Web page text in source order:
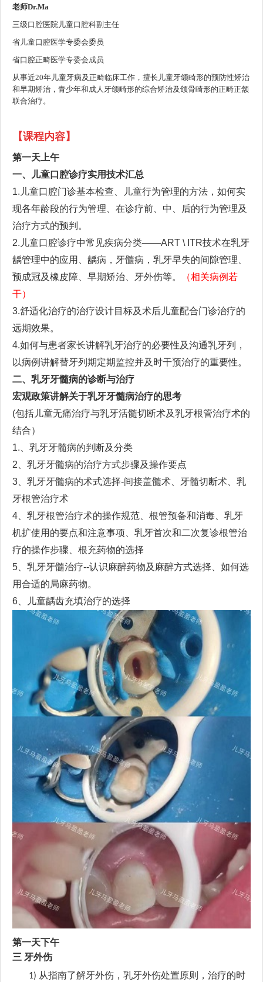
老师Dr.Ma
三级口腔医院儿童口腔科副主任
省儿童口腔医学专委会委员
省口腔正畸医学专委会成员
从事近20年儿童牙病及正畸临床工作，擅长儿童牙颌畸形的预防性矫治
和早期矫治，青少年和成人牙颌畸形的综合矫治及颌骨畸形的正畸正颔
联合治疗。
【课程内容】
第一天上午
一、儿童口腔诊疗实用技术汇总
1.儿童口腔门诊基本检查 、儿童行为管理的方法，如何实
现各年龄段的行为管理、在诊疗前、中、后的行为管理及
治疗方式的预判 。
2.儿童口腔诊疗中常见疾病分类——ART \ ITR技术在乳牙
龋管理中的应用
龋病，牙髓病，乳牙早失的间隙管理、
预成冠及橡皮障、早期矫治、牙外伤等。
（相关病例若
干）
3.舒适化治疗的治疗设计目标及术后儿童配合门诊治疗的
远期效果。
4.如何与患者家长讲解乳牙治疗的必要性及沟通乳牙列
，
以病例讲解替牙列期定期监控并及时干预治疗的重要性。
二、 乳牙牙髓病的诊断与治疗
宏观政策讲解关于乳牙牙髓病治疗的思考
(包括儿童无痛治疗与乳牙活髓切断术及乳牙根管治疗术的
结合）
1. 、乳牙牙髓病的判断及分类
2 、乳牙牙髓病的治疗方式步骤及操作要点
3 、乳牙牙髓病的术式选择-间接盖髓术、牙髓切断术、乳
牙根管治疗术
4 、乳牙根管治疗术的操作规范 、根管预备和消毒、乳牙
机扩使用的要点和注意事项、乳牙首次和二次复诊根管治
疗的操作步骤、根充药物的选择
5 、乳牙牙髓治疗--认识麻醉药物及麻醉方式选择 、如何选
用合适的局麻药物。
6 、儿童龋齿充填治疗的选择
第一天下午
三 牙外伤
1) 从指南了解牙外伤，乳牙外伤处置原则，治疗的时